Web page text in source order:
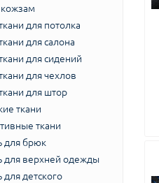
для потолка
для салона
для сидений
для чехлов
для штор
ткани
ткани
для брюк
для верхней одежды
для детского